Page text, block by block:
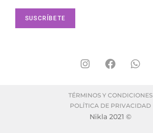
TÉRMINOS Y CONDICIONES
POLÍTICA DE PRIVACIDAD
Nikla 2021 ©